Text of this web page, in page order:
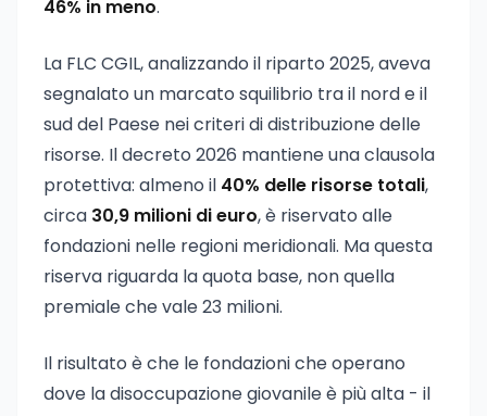
46% in meno.
La FLC CGIL, analizzando il riparto 2025, aveva
segnalato un marcato squilibrio tra il nord e il
sud del Paese nei criteri di distribuzione delle
risorse. Il decreto 2026 mantiene una clausola
protettiva: almeno il 40% delle risorse totali,
circa 30,9 milioni di euro, è riservato alle
fondazioni nelle regioni meridionali. Ma questa
riserva riguarda la quota base, non quella
premiale che vale 23 milioni.
Il risultato è che le fondazioni che operano
dove la disoccupazione giovanile è più alta - il